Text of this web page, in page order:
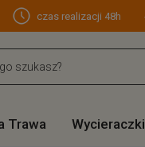
czas realizacji 48h
Trawa Wycieraczki